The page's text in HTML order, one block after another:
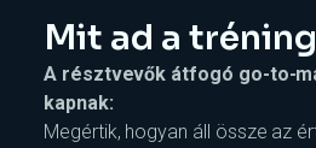
Mit ad a
A résztvevők átfogó go-to-
kapnak:
Megértik, hogyan áll össze az